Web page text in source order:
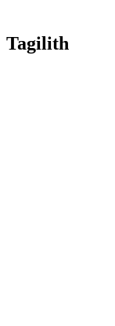
Tagilith